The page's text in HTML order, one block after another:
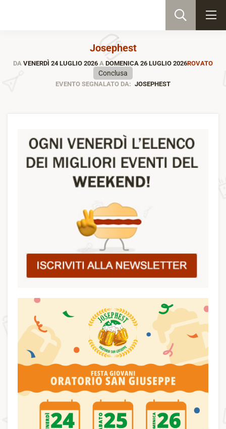
Josephest
DA VENERDÌ 24 LUGLIO 2026 A DOMENICA 26 LUGLIO 2026ROVATO
Conclusa
EVENTO SEGNALATO DA: JOSEPHEST